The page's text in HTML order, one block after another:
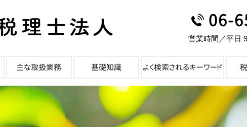
06-
営業時間／平日
主な取扱業務 基礎知識 よく検索されるキーワード